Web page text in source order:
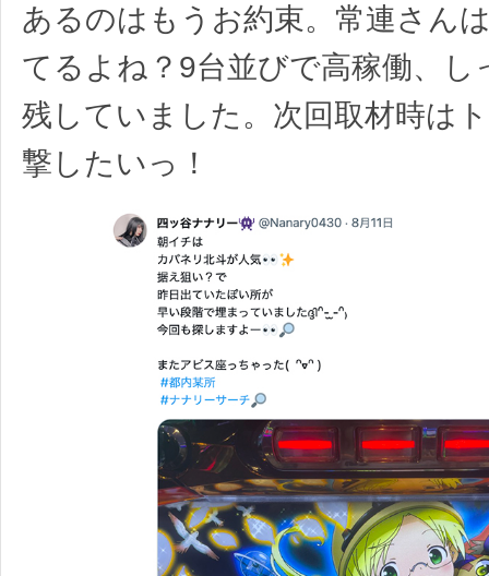
あるのはもうお約束。常連さん
てるよね？9台並びで高稼働、し
残していました。次回取材時は
撃したいっ！